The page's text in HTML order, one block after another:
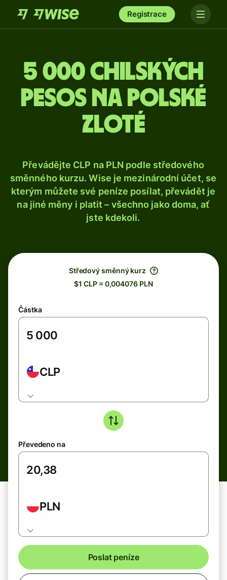
Registrace
5 000 chilských
pesos na polské
zloté
Převádějte CLP na PLN podle středového
směnného kurzu. Wise je mezinárodní účet, se
kterým můžete své peníze posílat, převádět je
na jiné měny i platit – všechno jako doma, ať
jste kdekoli.
Středový směnný kurz
$1 CLP = 0,004076 PLN
Částka
CLP
Převedeno na
PLN
Poslat peníze